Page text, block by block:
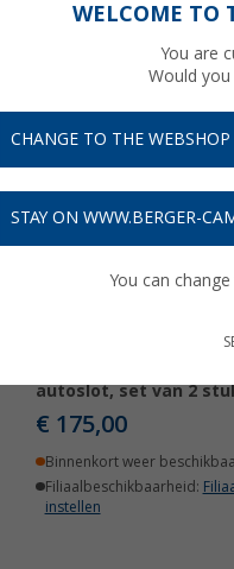
DAKEN LOCKS
autoslot, set van 2
€ 175,00
Binnenkort weer
Filiaalbeschikbaarheid:
instellen
WELCOME TO
You are
Would
CHANGE TO THE
STAY ON WWW.BERGER-
You can